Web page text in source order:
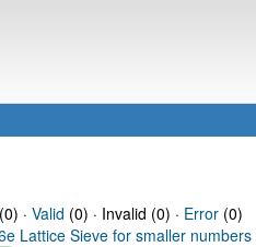
· Valid (0) · Invalid (0) · Error(0)
Lattice Sieve for smaller numbers